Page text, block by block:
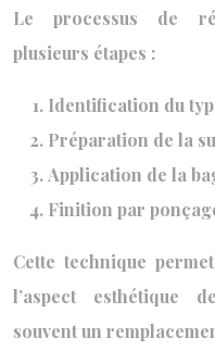
Le processus de
plusieurs étapes :
Identification du
Préparation de la
Application de la
Finition par
Cette technique
l’aspect esthétique
souvent un